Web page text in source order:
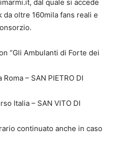
dal quale si accede
da oltre 160mila fans reali e
“Gli Ambulanti di Forte dei
– SAN PIETRO DI
Italia – SAN VITO DI
continuato anche in caso